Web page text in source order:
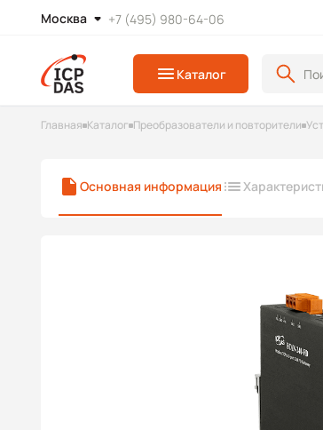
Москва +7 (495) 980-64-06
Каталог
Главная Каталог Преобразователи и повторители
Основная информация